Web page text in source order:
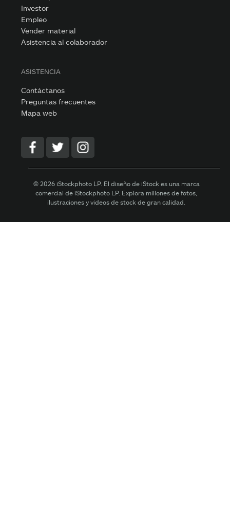
Investor
Empleo
Vender material
Asistencia al colaborador
ASISTENCIA
Contáctanos
Preguntas frecuentes
Mapa web
© 2026 iStockphoto LP. El diseño de iStock es una marca
comercial de iStockphoto LP. Explora millones de fotos,
ilustraciones y vídeos de stock de gran calidad.